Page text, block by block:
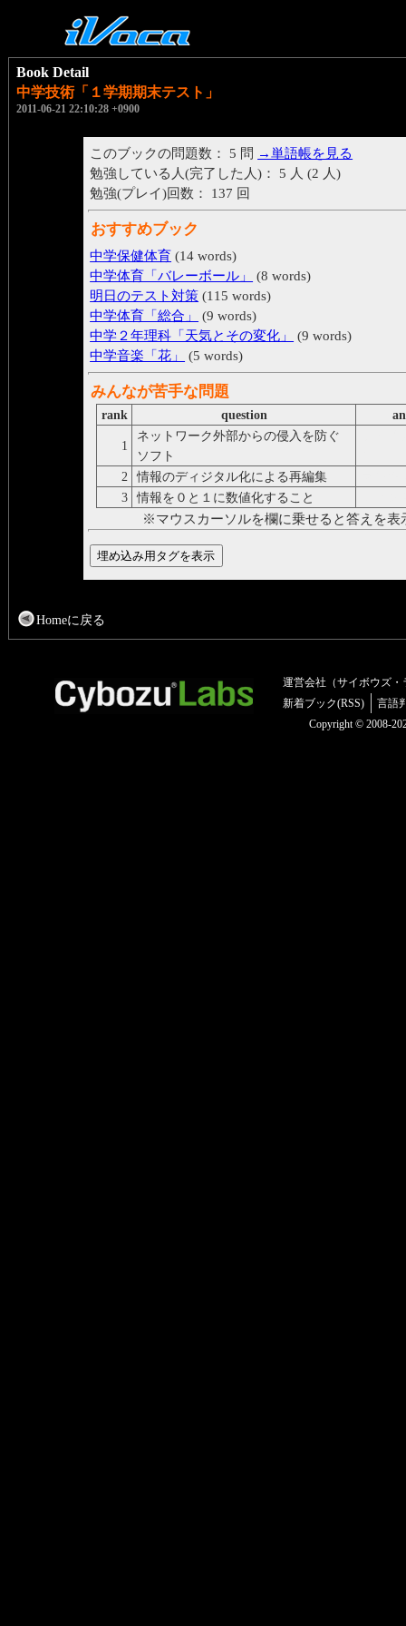
Book Detail
中学技術「１学期期末テスト」
2011-06-21 22:10:28 +0900
このブックの問題数： 5 問 →単語帳を見る
勉強している人(完了した人)： 5 人 (2 人)
勉強(プレイ)回数： 137 回
おすすめブック
中学保健体育 (14 words)
中学体育「バレーボール」
(8 words)
明日のテスト対策 (115 words)
中学体育「総合」
(9 words)
中学２年理科「天気とその変化」
(9 words)
中学音楽「花」
(5 words)
みんなが苦手な問題
rank question
1
ネットワーク外部からの侵入を防ぐ
ソフト
2
情報のディジタル化による再編集
3
情報を０と１に数値化すること
※マウスカーソルを欄に乗せると答えを表
Homeに戻る
運営会社（サイボウズ・
新着ブック(RSS)
言語
Copyright © 2008-